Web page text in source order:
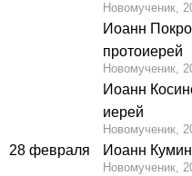
Новомученик,
Иоанн
протоиерей
Новомученик,
Иоанн
иерей
Новомученик,
28 февраля Иоанн
Новомученик,